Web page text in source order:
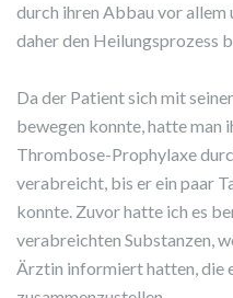
durch ihren Abbau vor allem
daher den Heilungsprozess
Da der Patient sich mit
bewegen konnte, hatte man
Thrombose-Prophylaxe
verabreicht, bis er ein paar
konnte. Zuvor hatte ich es
verabreichten Substanzen,
Ärztin informiert hatten, die